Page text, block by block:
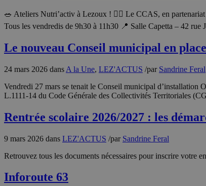
🥗 Ateliers Nutri’activ à Lezoux ! 🏃‍♀️ Le CCAS, en
Tous les vendredis de 9h30 à 11h30 📍 Salle Capetta – 42
Le nouveau Conseil municipal en place
24 mars 2026 dans A la Une, LEZ'ACTUS /par Sandrine Feral
Vendredi 27 mars se tenait le Conseil municipal d’installation
L.1111-14 du Code Générale des Collectivités Territoriales
Rentrée scolaire 2026/2027 : les
9 mars 2026 dans LEZ'ACTUS /par Sandrine Feral
Retrouvez tous les documents nécessaires pour inscrire votre
Inforoute 63